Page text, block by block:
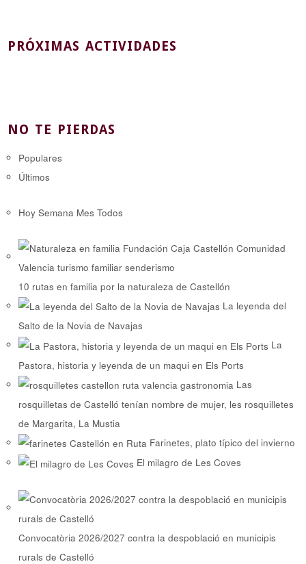
PRÓXIMAS ACTIVIDADES
NO TE PIERDAS
Populares
Últimos
Hoy Semana Mes Todos
10 rutas en familia por la naturaleza de Castellón
La leyenda del
Salto de la Novia de Navajas
La
Pastora, historia y leyenda de un maqui en Els Ports
Las
rosquilletas de Castelló tenían nombre de mujer, les rosquilletes
de Margarita, La Mustia
Farinetes, plato típico del invierno
El milagro de Les Coves
Convocatòria 2026/2027 contra la despoblació en municipis
rurals de Castelló